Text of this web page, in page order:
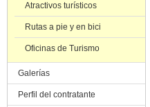
Atractivos turísticos
Rutas a pie y en bici
Oficinas de Turismo
Galerías
Perfil del contratante